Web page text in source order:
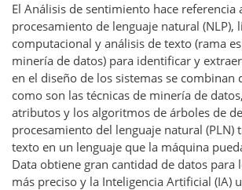
El Análisis de sentimiento hace referencia
procesamiento de lenguaje natural (NLP),
computacional y análisis de texto (rama
minería de datos) para identificar y
en el diseño de los sistemas se combinan
como son las técnicas de minería de
atributos y los algoritmos de árboles de
procesamiento del lenguaje natural (PLN)
texto en un lenguaje que la máquina
Data obtiene gran cantidad de datos para
más preciso y la Inteligencia Artificial (IA)